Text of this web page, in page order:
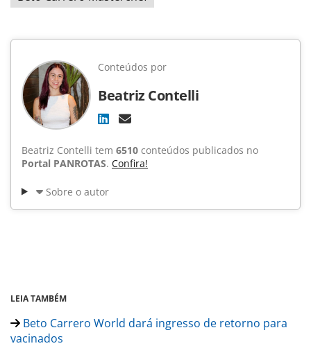
Conteúdos por
Beatriz Contelli
Beatriz Contelli tem 6510 conteúdos publicados no
Portal PANROTAS. Confira!
Sobre o autor
LEIA TAMBÉM
Beto Carrero World dará ingresso de retorno para
vacinados